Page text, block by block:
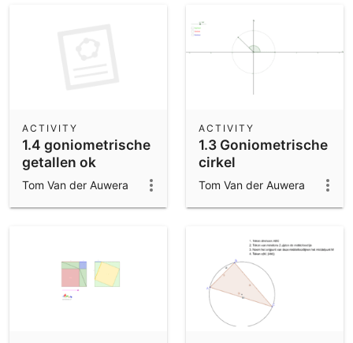
1.4 goniometrische
getallen ok
ACTIVITY
Tom Van der Auwera
1.3 Goniometrische
cirkel
ACTIVITY
Tom Van der Auwera